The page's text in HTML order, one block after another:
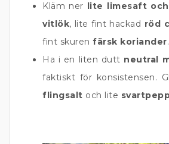
Kläm ner lite limesaft
vitlök, lite fint hackad röd
fint skuren färsk koriander.
Ha i en liten dutt neutral
faktiskt för konsistensen.
flingsalt och lite